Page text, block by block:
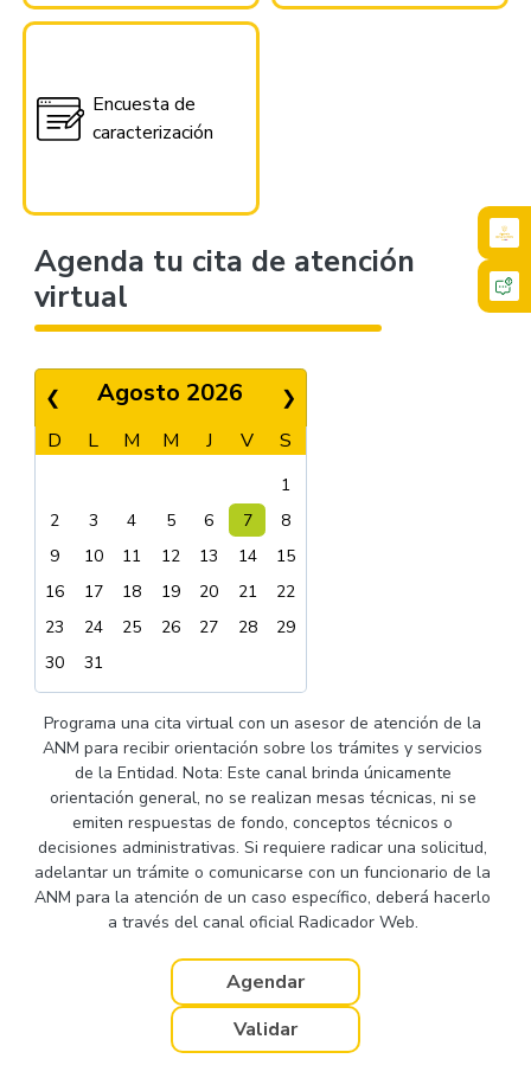
Encuesta de
caracterización
Agenda tu cita de atención
virtual
❮ Agosto 2026
❯
D
L M M J V S
1
2
3 4 5 6 7
8
9
10 11 12 13 14
15
16
17 18 19 20 21
22
23
24 25 26 27 28
29
30
31
Programa una cita virtual con un asesor de atención de la
ANM para recibir orientación sobre los trámites y servicios
de la Entidad. Nota: Este canal brinda únicamente
orientación general, no se realizan mesas técnicas, ni se
emiten respuestas de fondo, conceptos técnicos o
decisiones administrativas. Si requiere radicar una solicitud,
adelantar un trámite o comunicarse con un funcionario de la
ANM para la atención de un caso específico, deberá hacerlo
a través del canal oficial Radicador Web.
Agendar
Validar